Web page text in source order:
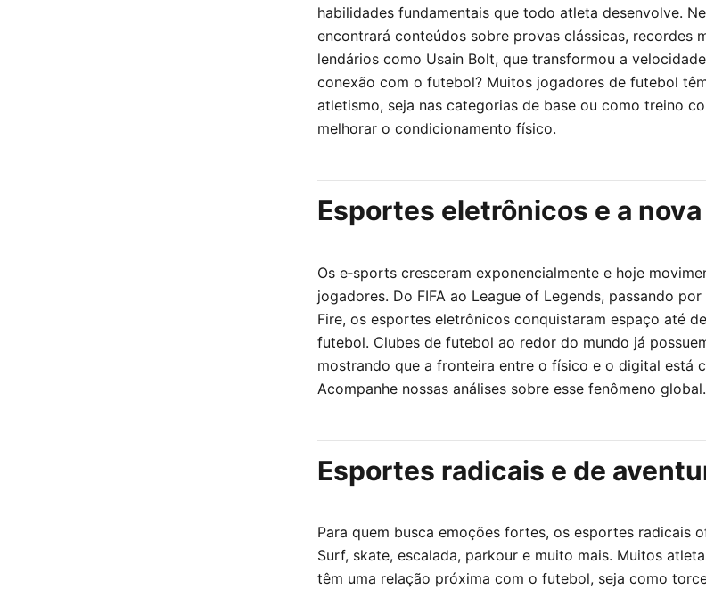
habilidades fundamentais que todo atleta desenvolve.
encontrará conteúdos sobre provas clássicas, recordes
lendários como Usain Bolt, que transformou a
conexão com o futebol? Muitos jogadores de futebol
atletismo, seja nas categorias de base ou como treino
melhorar o condicionamento físico.
Esportes eletrônicos e a
Os e‑sports cresceram exponencialmente e hoje
jogadores. Do FIFA ao League of Legends, passando
Fire, os esportes eletrônicos conquistaram espaço até
futebol. Clubes de futebol ao redor do mundo já
mostrando que a fronteira entre o físico e o digital está
Acompanhe nossas análises sobre esse fenômeno global.
Esportes radicais e de
Para quem busca emoções fortes, os esportes radicais
Surf, skate, escalada, parkour e muito mais. Muitos
têm uma relação próxima com o futebol, seja como